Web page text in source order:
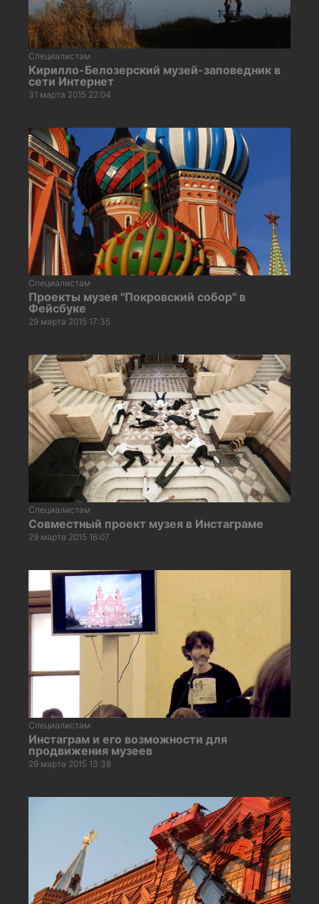
Специалистам
Кирилло-Белозерский музей-заповедник в
сети Интернет
31 марта 2015 22:04
Специалистам
Проекты музея "Покровский собор" в
Фейсбуке
29 марта 2015 17:35
Специалистам
Совместный проект музея в Инстаграме
29 марта 2015 16:07
Специалистам
Инстаграм и его возможности для
продвижения музеев
29 марта 2015 13:38